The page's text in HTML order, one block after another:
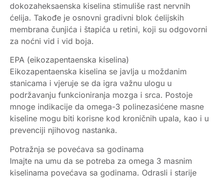
dokozaheksaenska kiselina stimuliše rast nervnih
ćelija. Takođe je osnovni gradivni blok ćelijskih
membrana čunjića i štapića u retini, koji su odgovorni
za noćni vid i vid boja.
EPA (eikozapentaenska kiselina)
Eikozapentaenska kiselina se javlja u moždanim
stanicama i vjeruje se da igra važnu ulogu u
podržavanju funkcioniranja mozga i srca. Postoje
mnoge indikacije da omega-3 polinezasićene masne
kiseline mogu biti korisne kod kroničnih upala, kao i u
prevenciji njihovog nastanka.
Potražnja se povećava sa godinama
Imajte na umu da se potreba za omega 3 masnim
kiselinama povećava sa godinama. Odrasli i starije